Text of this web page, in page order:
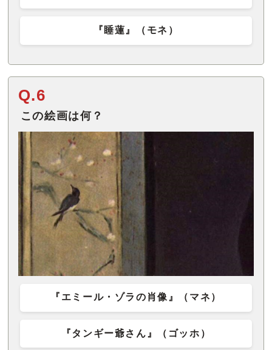
『睡蓮』（モネ）
Q.6
この絵画は何？
『エミール・ゾラの肖像』（マネ）
『タンギー爺さん』（ゴッホ）